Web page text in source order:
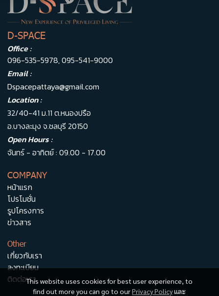
This website uses cookies for best user experience, to
find out more you can go to ourPrivacy Policyและ
D-SPACE
Office :
096-535-5978,095-541-9000
Email :
Dspacepattaya@gmail.com
Location :
32/40-41 ม.11 ต.หนองปรือ
อ.บางละมุง จ.ชลบุรี 20150
Open Hours :
จันทร์ - อาทิตย์ : 09.00 - 17.00
COMPANY
หน้าแรก
โปรโมชั่น
รูปโครงการ
ข่าวสาร
Other
เกี่ยวกับเรา
ลงทะเบียน
ติดต่อเรา